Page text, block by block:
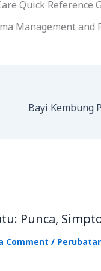
Quick Reference
Management and
Punca,
Comment /